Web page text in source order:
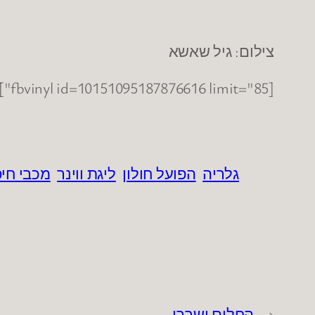
צילום: גיל שאשא
[fbvinyl id=10151095187876616 limit="85"]
גלריה הפועל חולון ליגת ווינר מכבי